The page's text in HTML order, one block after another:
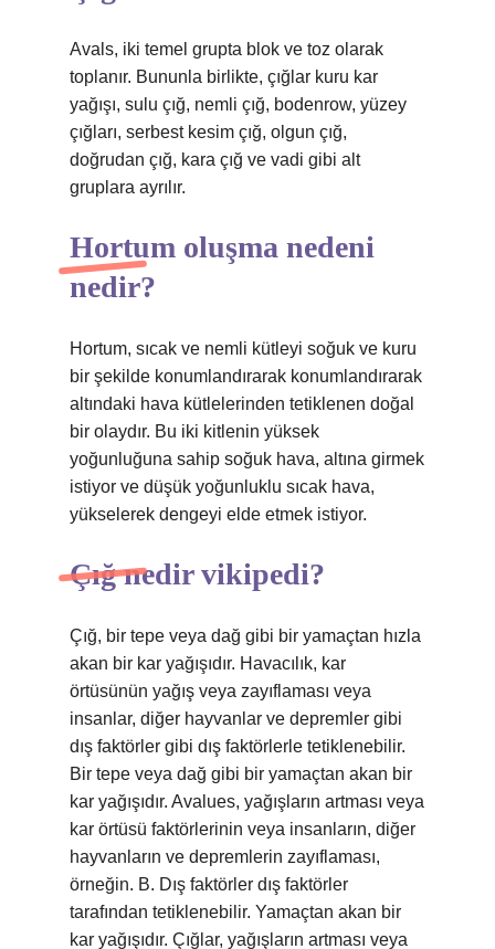
Avals, iki temel grupta blok ve toz olarak
toplanır. Bununla birlikte, çığlar kuru kar
yağışı, sulu çığ, nemli çığ, bodenrow, yüzey
çığları, serbest kesim çığ, olgun çığ,
doğrudan çığ, kara çığ ve vadi gibi alt
gruplara ayrılır.
Hortum oluşma nedeni
nedir?
Hortum, sıcak ve nemli kütleyi soğuk ve kuru
bir şekilde konumlandırarak konumlandırarak
altındaki hava kütlelerinden tetiklenen doğal
bir olaydır. Bu iki kitlenin yüksek
yoğunluğuna sahip soğuk hava, altına girmek
istiyor ve düşük yoğunluklu sıcak hava,
yükselerek dengeyi elde etmek istiyor.
Çığ nedir vikipedi?
Çığ, bir tepe veya dağ gibi bir yamaçtan hızla
akan bir kar yağışıdır. Havacılık, kar
örtüsünün yağış veya zayıflaması veya
insanlar, diğer hayvanlar ve depremler gibi
dış faktörler gibi dış faktörlerle tetiklenebilir.
Bir tepe veya dağ gibi bir yamaçtan akan bir
kar yağışıdır. Avalues, yağışların artması veya
kar örtüsü faktörlerinin veya insanların, diğer
hayvanların ve depremlerin zayıflaması,
örneğin. B. Dış faktörler dış faktörler
tarafından tetiklenebilir. Yamaçtan akan bir
kar yağışıdır. Çığlar, yağışların artması veya